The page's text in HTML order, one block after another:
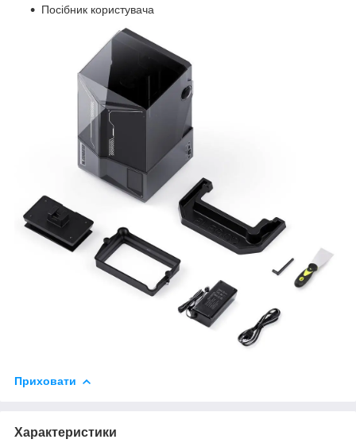
Посібник користувача
Приховати
Характеристики